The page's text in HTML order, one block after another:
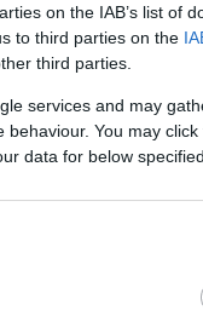
on the IAB’s list of
to third parties on the
third parties.
services and may
You may
data for below
να